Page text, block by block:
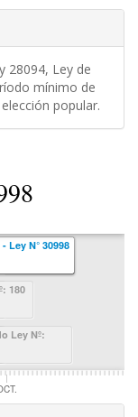
28094, Ley de
mínimo de
popular.
180
Ley Nº:
Ley N° 30998